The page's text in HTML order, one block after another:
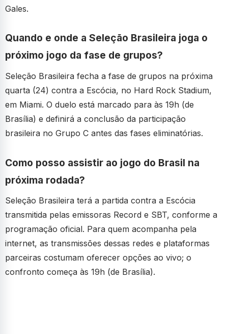
Gales.
Quando e onde a Seleção Brasileira joga o
próximo jogo da fase de grupos?
Seleção Brasileira fecha a fase de grupos na próxima
quarta (24) contra a Escócia, no Hard Rock Stadium,
em Miami. O duelo está marcado para às 19h (de
Brasília) e definirá a conclusão da participação
brasileira no Grupo C antes das fases eliminatórias.
Como posso assistir ao jogo do Brasil na
próxima rodada?
Seleção Brasileira terá a partida contra a Escócia
transmitida pelas emissoras Record e SBT, conforme a
programação oficial. Para quem acompanha pela
internet, as transmissões dessas redes e plataformas
parceiras costumam oferecer opções ao vivo; o
confronto começa às 19h (de Brasília).